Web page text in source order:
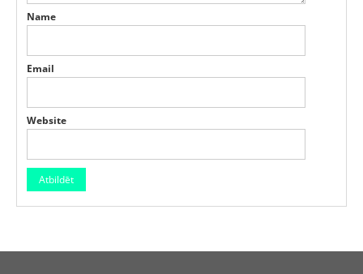
Name
Email
Website